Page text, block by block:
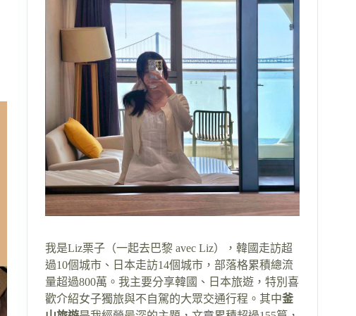
我是Liz栗子（一起去巴黎 avec Liz），韓國走訪超
過10個城市、日本走訪14個城市，部落格累積總流
量超過800萬。我主要分享韓國、日本旅遊，特別喜
歡介紹女子獨旅與不自駕的大眾交通行程。其中釜